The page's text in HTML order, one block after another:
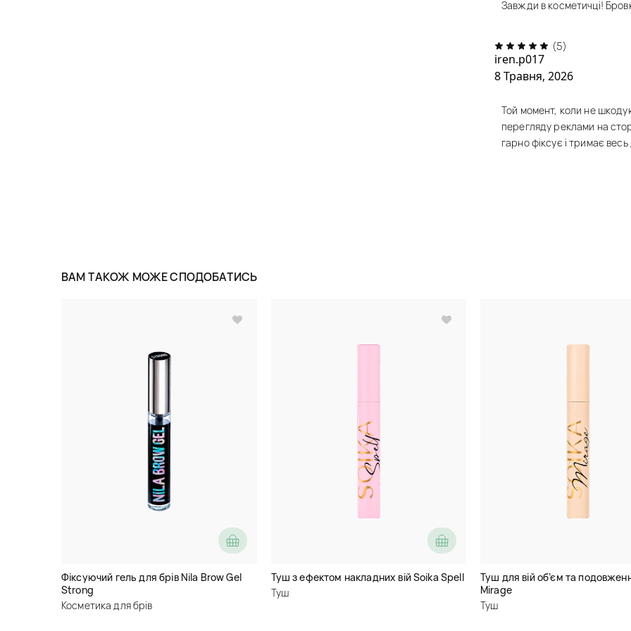
Завжди в косметичці!
(5)
iren.p017
8 Травня, 2026
Той момент, коли не
перегляду реклами на
гарно фіксує і тримає
ВАМ ТАКОЖ МОЖЕ СПОДОБАТИСЬ
Фіксуючий гель для брів Nila Brow Gel
Strong
Косметика для брів
Туш з ефектом накладних вій Soika Spell
Туш
Туш для вій об’єм та
Mirage
Туш